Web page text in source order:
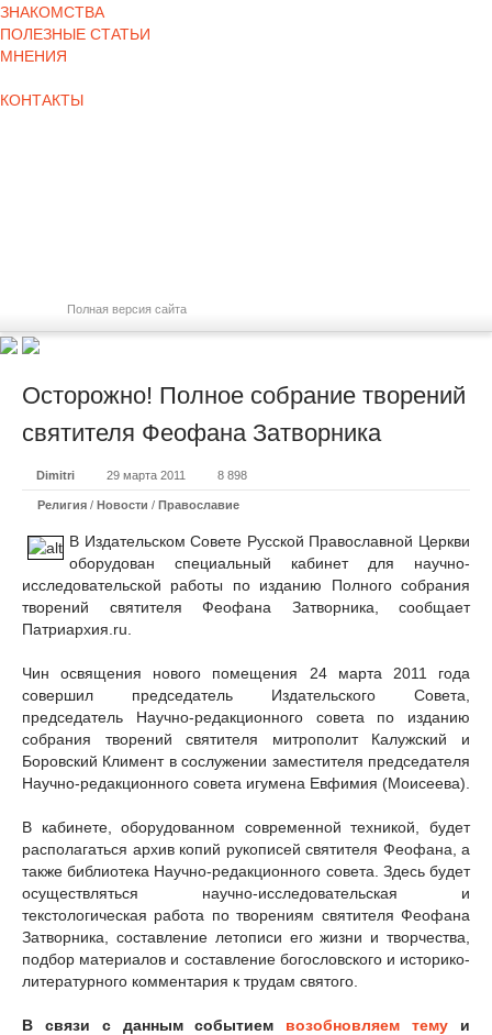
ЗНАКОМСТВА
ПОЛЕЗНЫЕ СТАТЬИ
МНЕНИЯ
КОНТАКТЫ
Полная версия сайта
Осторожно! Полное собрание творений
святителя Феофана Затворника
Dimitri 29 марта 2011 8 898
Религия / Новости / Православие
В Издательском Совете Русской Православной Церкви
оборудован специальный кабинет для научно-
исследовательской работы по изданию Полного собрания
творений святителя Феофана Затворника, сообщает
Патриархия.ru.
Чин освящения нового помещения 24 марта 2011 года
совершил председатель Издательского Совета,
председатель Научно-редакционного совета по изданию
собрания творений святителя митрополит Калужский и
Боровский Климент в сослужении заместителя председателя
Научно-редакционного совета игумена Евфимия (Моисеева).
В кабинете, оборудованном современной техникой, будет
располагаться архив копий рукописей святителя Феофана, а
также библиотека Научно-редакционного совета. Здесь будет
осуществляться научно-исследовательская и
текстологическая работа по творениям святителя Феофана
Затворника, составление летописи его жизни и творчества,
подбор материалов и составление богословского и историко-
литературного комментария к трудам святого.
В связи с данным событием возобновляем тему и